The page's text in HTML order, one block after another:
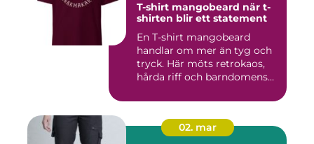
T-shirt mangobeard när t-
shirten blir ett statement
En T-shirt mangobeard
handlar om mer än tyg och
tryck. Här möts retrokaos,
hårda riff och barndomens...
02. mar